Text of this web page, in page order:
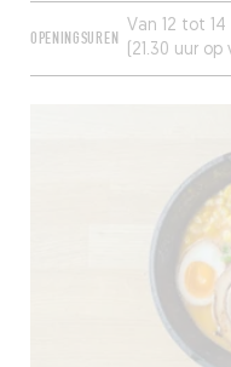
OPENINGSUREN
Van 12 tot
(21.30 uur
Gesloten op